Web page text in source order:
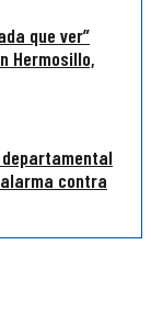
que ver”
Hermosillo,
contra